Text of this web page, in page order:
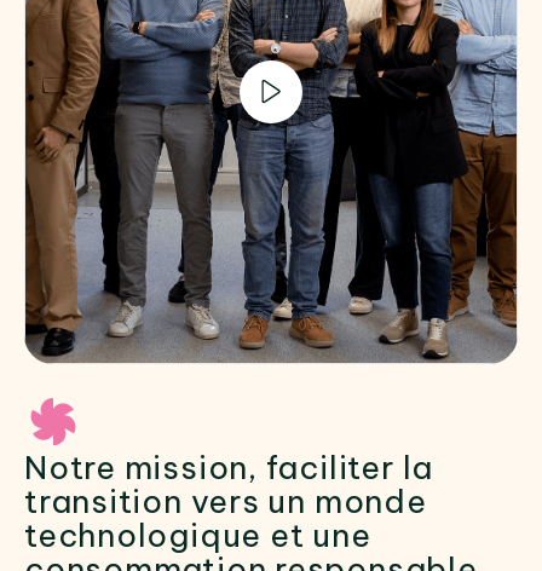
Notre mission, faciliter la
transition vers un monde
technologique et une